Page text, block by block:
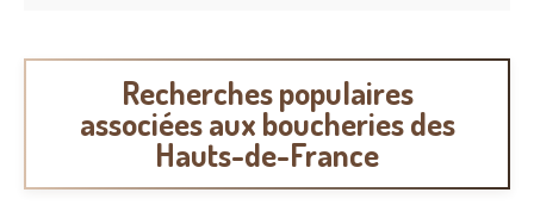
Recherches populaires
associées aux boucheries des
Hauts-de-France